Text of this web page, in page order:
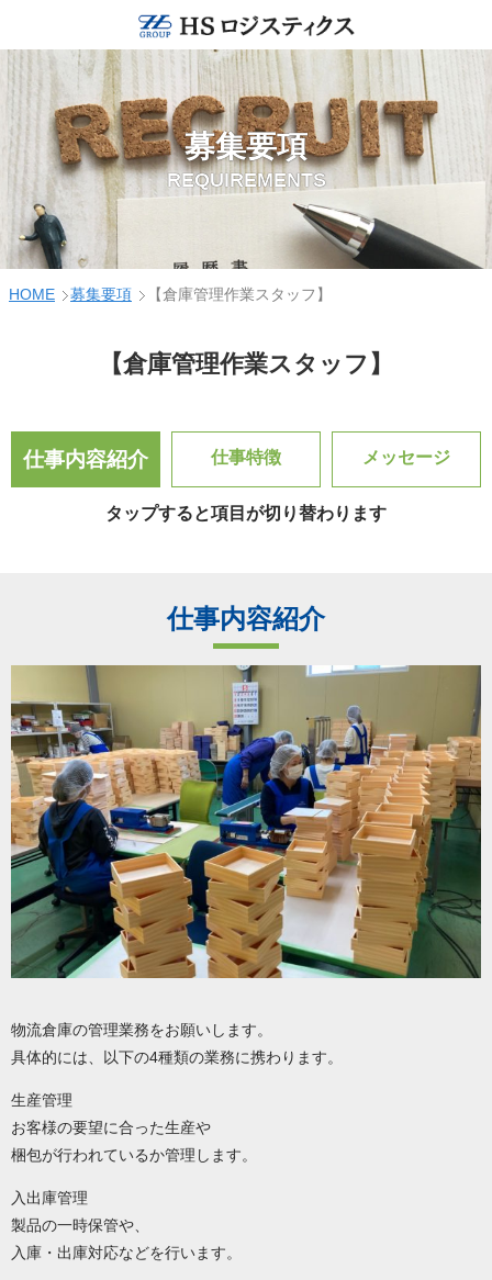
募集要項
REQUIREMENTS
HOME 募集要項 【倉庫管理作業スタッフ】
【倉庫管理作業スタッフ】
仕事内容紹介 仕事特徴 メッセージ
タップすると項目が切り替わります
仕事内容紹介
物流倉庫の管理業務をお願いします。
具体的には、以下の4種類の業務に携わります。
生産管理
お客様の要望に合った生産や
梱包が行われているか管理します。
入出庫管理
製品の一時保管や、
入庫・出庫対応などを行います。